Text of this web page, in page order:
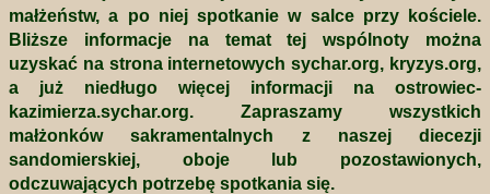
małżeństw, a po niej spotkanie w salce przy kościele.
Bliższe informacje na temat tej wspólnoty można
uzyskać na strona internetowych sychar.org, kryzys.org,
a już niedługo więcej informacji na ostrowiec-
kazimierza.sychar.org. Zapraszamy wszystkich
małżonków sakramentalnych z naszej diecezji
sandomierskiej, oboje lub pozostawionych,
odczuwających potrzebę spotkania się.